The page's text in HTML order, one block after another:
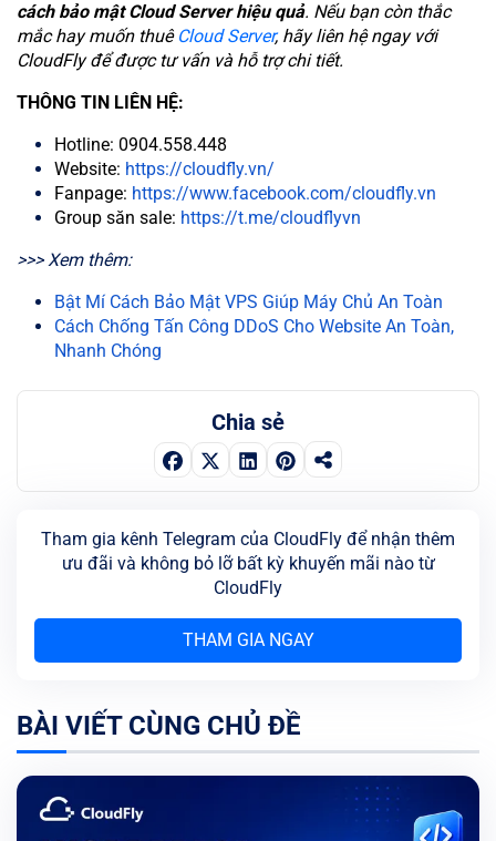
cách bảo mật Cloud Server hiệu quả. Nếu bạn còn thắc
mắc hay muốn thuê Cloud Server, hãy liên hệ ngay với
CloudFly để được tư vấn và hỗ trợ chi tiết.
THÔNG TIN LIÊN HỆ:
Hotline: 0904.558.448
Website: https://cloudfly.vn/
Fanpage: https://www.facebook.com/cloudfly.vn
Group săn sale: https://t.me/cloudflyvn
>>> Xem thêm:
Bật Mí Cách Bảo Mật VPS Giúp Máy Chủ An Toàn
Cách Chống Tấn Công DDoS Cho Website An Toàn,
Nhanh Chóng
Chia sẻ
Tham gia kênh Telegram của CloudFly để nhận thêm
ưu đãi và không bỏ lỡ bất kỳ khuyến mãi nào từ
CloudFly
THAM GIA NGAY
BÀI VIẾT CÙNG CHỦ ĐỀ